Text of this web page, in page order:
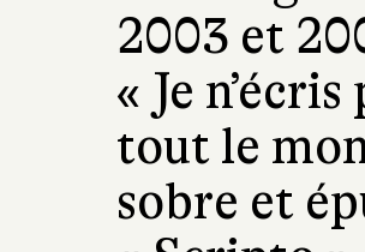
2003 et
« Je
tout le
sobre et